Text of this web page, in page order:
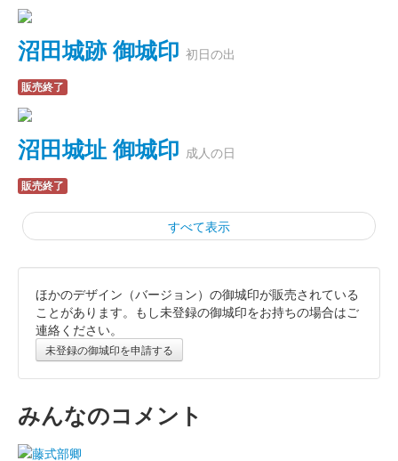
沼田城跡 御城印 初日の出
販売終了
沼田城址 御城印 成人の日
販売終了
すべて表示
霞城（沼田城）御城印 旧暦（睦月）2026年版
販売終了
沼田城跡 御城印 昭和百年 十二月版
ほかのデザイン（バージョン）の御城印が販売されている
ことがあります。もし未登録の御城印をお持ちの場合はご
連絡ください。
未登録の御城印を申請する
みんなのコメント